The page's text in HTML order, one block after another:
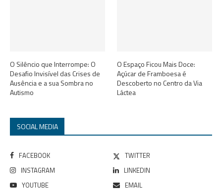
O Silêncio que Interrompe: O
Desafio Invisível das Crises de
Ausência e a sua Sombra no
Autismo
O Espaço Ficou Mais Doce:
Açúcar de Framboesa é
Descoberto no Centro da Via
Láctea
SOCIAL MEDIA
FACEBOOK
TWITTER
INSTAGRAM
LINKEDIN
YOUTUBE
EMAIL